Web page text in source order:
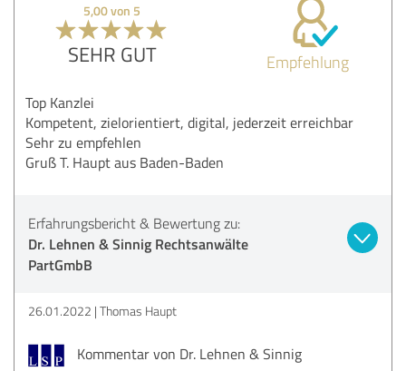
5,00 von 5
SEHR GUT Empfehlung
Top Kanzlei
Kompetent, zielorientiert, digital, jederzeit erreichbar
Sehr zu empfehlen
Gruß T. Haupt aus Baden-Baden
Erfahrungsbericht & Bewertung zu:
Dr. Lehnen & Sinnig Rechtsanwälte
PartGmbB
26.01.2022 Thomas Haupt
Kommentar von Dr. Lehnen & Sinnig